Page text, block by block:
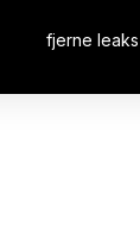
fjerne leaks